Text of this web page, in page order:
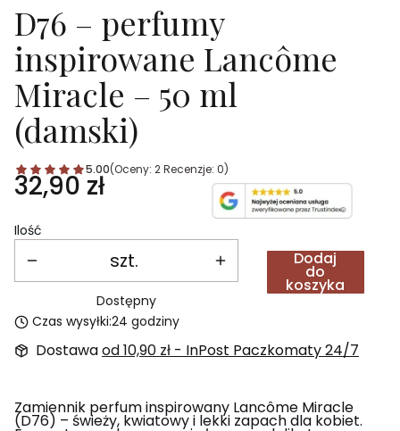
D76 – perfumy
inspirowane Lancôme
Miracle – 50 ml
(damski)
5.00(Oceny: 2 Recenzje: 0)
Cena
32,90 zł
Ilość
szt.
Dostępny
Dodaj
do
koszyka
Czas wysyłki:24 godziny
Dostawaod 10,90 zł - InPost Paczkomaty 24/7
Zamiennik perfum inspirowany Lancôme Miracle
(D76) – świeży, kwiatowy i lekki zapach dla kobiet.